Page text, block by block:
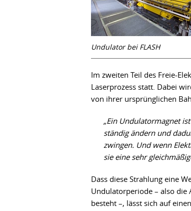
Undulator bei FLASH
Im zweiten Teil des Freie-
Laserprozess statt. Dabei
von ihrer ursprünglichen
„Ein Undulatormagnet
ständig ändern und
zwingen. Und wenn
sie eine sehr
Dass diese Strahlung eine
Undulatorperiode – also die
besteht –, lässt sich auf